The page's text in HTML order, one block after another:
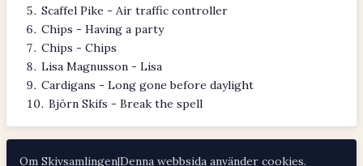
Scaffel Pike - Air traffic controller
Chips - Having a party
Chips - Chips
Lisa Magnusson - Lisa
Cardigans - Long gone before daylight
Björn Skifs - Break the spell
Om Skivsamlingen|Denna webbsida använder cookies.